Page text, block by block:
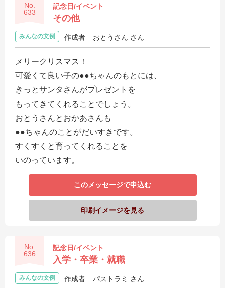
No.
633
記念日/イベント
その他
みんなの文例 作成者 おとうさん さん
メリークリスマス！
可愛くて良い子の●●ちゃんのもとには、
きっとサンタさんがプレゼントを
もってきてくれることでしょう。
おとうさんとおかあさんも
●●ちゃんのことがだいすきです。
すくすくと育ってくれることを
いのっています。
このメッセージで申込む
印刷イメージを見る
No.
636
記念日/イベント
入学・卒業・就職
みんなの文例 作成者 パストラミ さん